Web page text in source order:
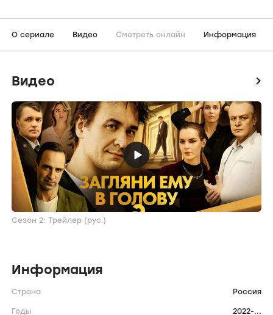
О сериале Видео Смотреть онлайн Информация
Видео icon
Сезон 2: Трейлер (рус.)
Информация
Страна Россия
Годы 2022-...